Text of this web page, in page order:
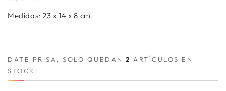
Medidas: 23 x 14 x 8 cm.
DATE PRISA, SOLO QUEDAN 2 ARTÍCULOS EN
STOCK!